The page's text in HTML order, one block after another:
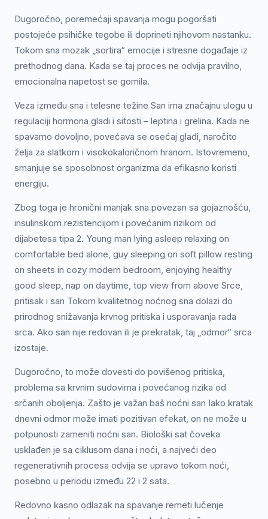
Dugoročno, poremećaji spavanja mogu pogoršati
postojeće psihičke tegobe ili doprineti njihovom nastanku.
Tokom sna mozak „sortira“ emocije i stresne događaje iz
prethodnog dana. Kada se taj proces ne odvija pravilno,
emocionalna napetost se gomila.
Veza između sna i telesne težine San ima značajnu ulogu u
regulaciji hormona gladi i sitosti – leptina i grelina. Kada ne
spavamo dovoljno, povećava se osećaj gladi, naročito
želja za slatkom i visokokaloričnom hranom. Istovremeno,
smanjuje se sposobnost organizma da efikasno koristi
energiju.
Zbog toga je hronični manjak sna povezan sa gojaznošću,
insulinskom rezistencijom i povećanim rizikom od
dijabetesa tipa 2. Young man lying asleep relaxing on
comfortable bed alone, guy sleeping on soft pillow resting
on sheets in cozy modern bedroom, enjoying healthy
good sleep, nap on daytime, top view from above Srce,
pritisak i san Tokom kvalitetnog noćnog sna dolazi do
prirodnog snižavanja krvnog pritiska i usporavanja rada
srca. Ako san nije redovan ili je prekratak, taj „odmor“ srca
izostaje.
Dugoročno, to može dovesti do povišenog pritiska,
problema sa krvnim sudovima i povećanog rizika od
srčanih oboljenja. Zašto je važan baš noćni san Iako kratak
dnevni odmor može imati pozitivan efekat, on ne može u
potpunosti zameniti noćni san. Biološki sat čoveka
usklađen je sa ciklusom dana i noći, a najveći deo
regenerativnih procesa odvija se upravo tokom noći,
posebno u periodu između 22 i 2 sata.
Redovno kasno odlazak na spavanje remeti lučenje